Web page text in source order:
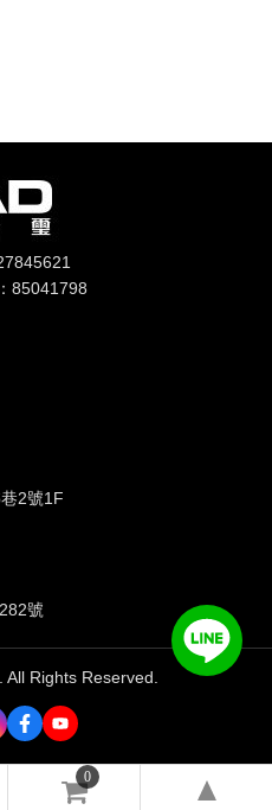
85041798
2號1F
號
All Rights Reserved.
0